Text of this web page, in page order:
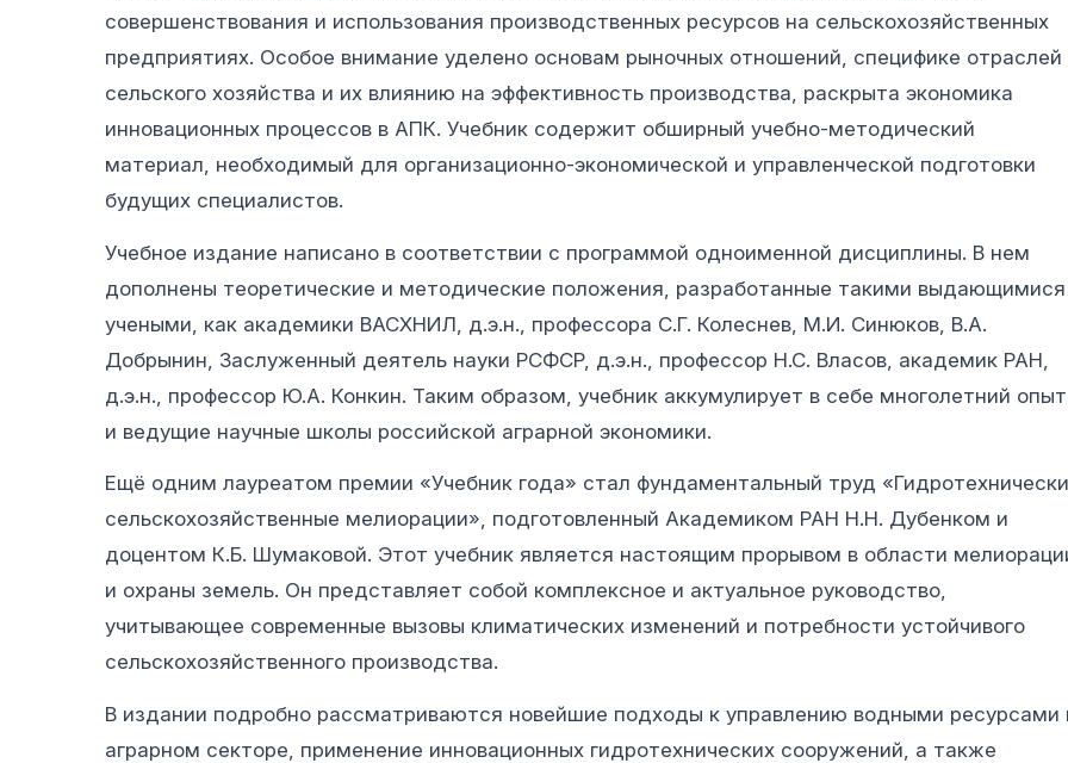
совершенствования и использования производственных ресурсов на сельскохозяйственных
предприятиях. Особое внимание уделено основам рыночных отношений, специфике отраслей
сельского хозяйства и их влиянию на эффективность производства, раскрыта экономика
инновационных процессов в АПК. Учебник содержит обширный учебно-методический
материал, необходимый для организационно-экономической и управленческой подготовки
будущих специалистов.
Учебное издание написано в соответствии с программой одноименной дисциплины. В нем
дополнены теоретические и методические положения, разработанные такими выдающимися
учеными, как академики ВАСХНИЛ, д.э.н., профессора С.Г. Колеснев, М.И. Синюков, В.А.
Добрынин, Заслуженный деятель науки РСФСР, д.э.н., профессор Н.С. Власов, академик РАН,
д.э.н., профессор Ю.А. Конкин. Таким образом, учебник аккумулирует в себе многолетний опыт
и ведущие научные школы российской аграрной экономики.
Ещё одним лауреатом премии «Учебник года» стал фундаментальный труд
сельскохозяйственные мелиорации», подготовленный Академиком РАН Н.Н. Дубенком и
доцентом К.Б. Шумаковой. Этот учебник является настоящим прорывом в области
и охраны земель. Он представляет собой комплексное и актуальное руководство,
учитывающее современные вызовы климатических изменений и потребности устойчивого
сельскохозяйственного производства.
В издании подробно рассматриваются новейшие подходы к управлению водными ресурсами
аграрном секторе, применение инновационных гидротехнических сооружений, а также